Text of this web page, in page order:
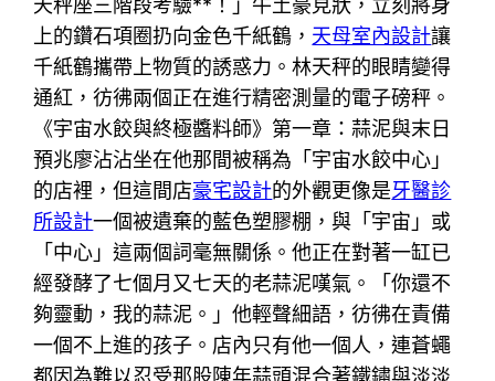
天秤座三階段考驗**！」牛土豪見狀，立刻將身
上的鑽石項圈扔向金色千紙鶴， 天母室內設計讓
千紙鶴攜帶上物質的誘惑力。林天秤的眼睛變得
通紅，彷彿兩個正在進行精密測量的電子磅秤。
《宇宙水餃與終極醬料師》第一章：蒜泥與末日
預兆廖沾沾坐在他那間被稱為「宇宙水餃中心」
的店裡，但這間店豪宅設計的外觀更像是牙醫診
所設計一個被遺棄的藍色塑膠棚，與「宇宙」或
「中心」這兩個詞毫無關係。他正在對著一缸已
經發酵了七個月又七天的老蒜泥嘆氣。「你還不
夠靈動，我的蒜泥。」他輕聲細語，彷彿在責備
一個不上進的孩子。店內只有他一個人，連蒼蠅
都因為難以忍受那股陳年蒜頭混合著鐵鏽與淡淡